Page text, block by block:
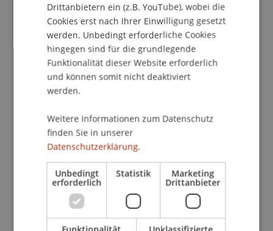
School/Professur:
Studienverwaltung Bachelorstudiengang
Architektur
Mit den Schnuppertagen bekommen interessierte
Jugendliche eine wertvolle Entscheidungshilfe
Fachbereich und das Studium.
Programm
Rundgang durch den Hochschulecampus,
Informationsgespräche, massgeschneiderte
Workshops und die Vorlesungen "Was ist
Architektur".
Drittanbietern ein (z.B. YouTube), wobei die
Cookies erst nach Ihrer Einwilligung gesetzt
werden. Unbedingt erforderliche Cookies
hingegen sind für die grundlegende
Funktionalität dieser Website erforderlich
und können somit nicht deaktiviert
werden.
Weitere Informationen zum Datenschutz
finden Sie in unserer
Datenschutzerklärung.
Unbedingt
erforderlich
Statistik Marketing
Drittanbieter